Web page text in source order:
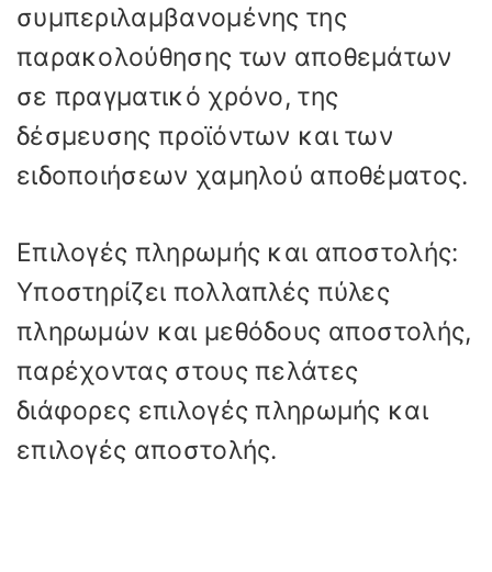
συμπεριλαμβανομένης της
παρακολούθησης των αποθεμάτων
σε πραγματικό χρόνο, της
δέσμευσης προϊόντων και των
ειδοποιήσεων χαμηλού αποθέματος.
Επιλογές πληρωμής και αποστολής:
Υποστηρίζει πολλαπλές πύλες
πληρωμών και μεθόδους αποστολής,
παρέχοντας στους πελάτες
διάφορες επιλογές πληρωμής και
επιλογές αποστολής.